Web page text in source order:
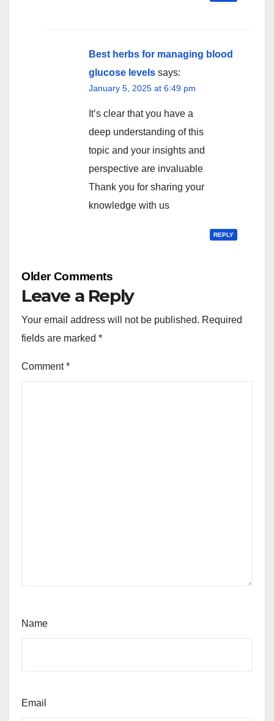
Best herbs for managing blood
glucose levels says:
January 5, 2025 at 6:49 pm
It’s clear that you have a
deep understanding of this
topic and your insights and
perspective are invaluable
Thank you for sharing your
knowledge with us
REPLY
Comment
Older Comments
Leave a Reply
Your email address will not be published. Required
fields are marked *
Comment*
Name
Email